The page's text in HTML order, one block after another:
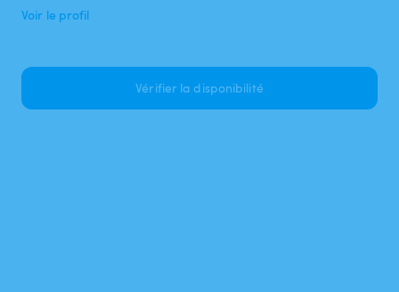
Voir le profil
Vérifier la disponibilité